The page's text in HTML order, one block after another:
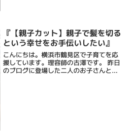
『【親子カット】親子で髪を切る
という幸せをお手伝いしたい』
こんにちは。横浜市鶴見区で子育てを応
援しています。理容師の古澤です。 昨日
のブログに登場した二人のお子さんと、